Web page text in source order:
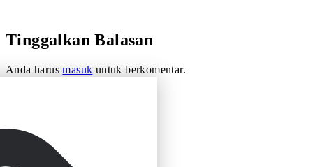
Tinggalkan Balasan
Anda harusmasuk untuk berkomentar.